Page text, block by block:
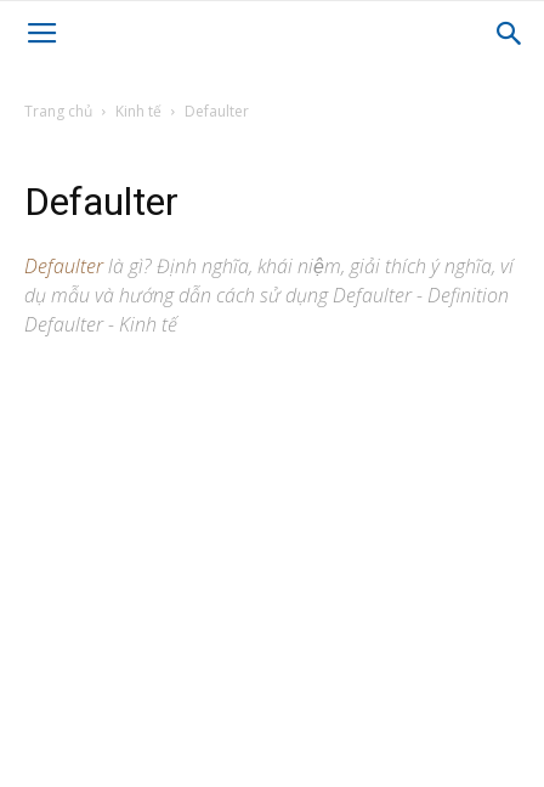
Trang chủ Kinh tế Defaulter
Defaulter
Defaulterlà gì? Định nghĩa, khái niệm, giải thích ý nghĩa, ví
dụ mẫu và hướng dẫn cách sử dụng Defaulter - Definition
Defaulter - Kinh tế